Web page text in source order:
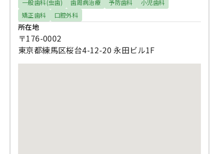
一般歯科(虫歯) 歯周病治療 予防歯科
小児歯科
矯正歯科
口腔外科
所在地
〒176-0002
東京都練馬区桜台4-12-20 永田ビル1F